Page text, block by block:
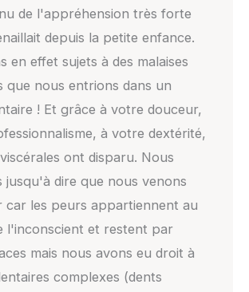
de l'appréhension très forte
depuis la petite enfance.
en effet sujets à des malaises
que nous entrions dans un
! Et grâce à votre douceur,
à votre dextérité,
ont disparu. Nous
jusqu'à dire que nous venons
car les peurs appartiennent au
l'inconscient et restent par
mais nous avons eu droit à
complexes (dents